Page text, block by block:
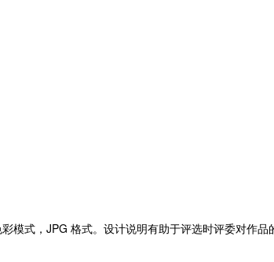
模式，JPG 格式。设计说明有助于评选时评委对作品